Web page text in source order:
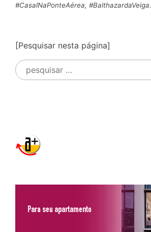
#CasalNaPonteAérea, #BalthazardaVeiga.
[Pesquisar nesta página]
Pesquisar
por: